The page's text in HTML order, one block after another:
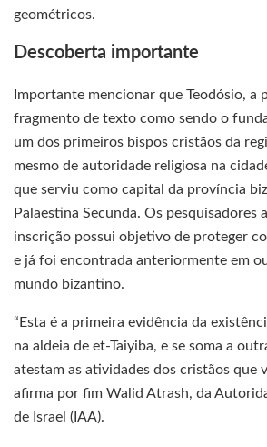
geométricos.
Descoberta importante
Importante mencionar que Teodósio, a
fragmento de texto como sendo o
um dos primeiros bispos cristãos da
mesmo de autoridade religiosa na
que serviu como capital da província
Palaestina Secunda. Os pesquisadores
inscrição possui objetivo de proteger
e já foi encontrada anteriormente em
mundo bizantino.
“Esta é a primeira evidência da
na aldeia de et-Taiyiba, e se soma a
atestam as atividades dos cristãos que
afirma por fim Walid Atrash, da
de Israel (IAA).